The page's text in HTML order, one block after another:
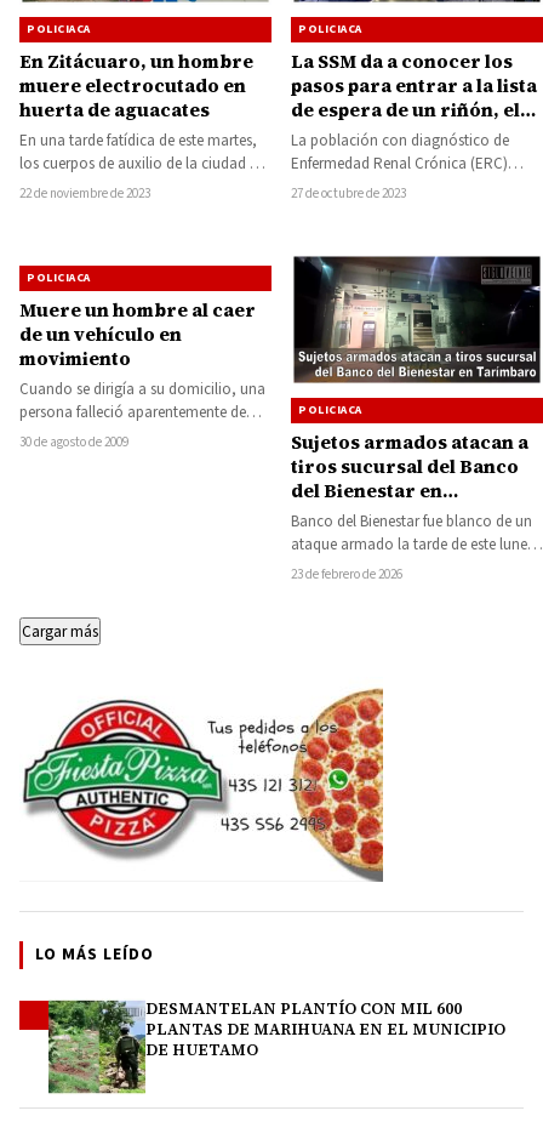
POLICIACA
En Zitácuaro, un hombre
muere electrocutado en
huerta de aguacates
En una tarde fatídica de este martes,
los cuerpos de auxilio de la ciudad de
Zitácuaro respondieron a…
22 de noviembre de 2023
POLICIACA
La SSM da a conocer los
pasos para entrar a la lista
de espera de un riñón, el
proceso es gratuito en el
Hospital Civil de Morelia
La población con diagnóstico de
Enfermedad Renal Crónica (ERC)
puede ingresar a la lista de espera
27 de octubre de 2023
POLICIACA
Muere un hombre al caer
de un vehículo en
movimiento
Cuando se dirigía a su domicilio, una
persona falleció aparentemente de
manera accidental, al caerse de un
30 de agosto de 2009
POLICIACA
Sujetos armados atacan a
tiros sucursal del Banco
del Bienestar en
Tarímbaro
Banco del Bienestar fue blanco de un
ataque armado la tarde de este lunes
en el municipio de…
23 de febrero de 2026
Cargar más
LO MÁS LEÍDO
DESMANTELAN PLANTÍO CON MIL 600
PLANTAS DE MARIHUANA EN EL MUNICIPIO
DE HUETAMO